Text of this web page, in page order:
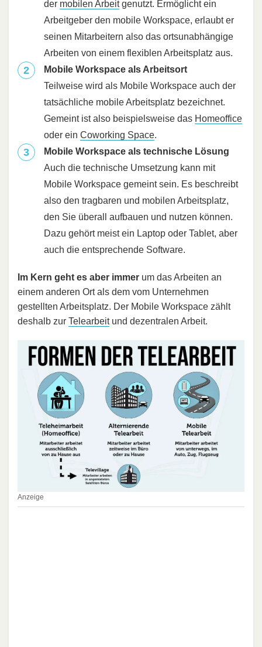
der mobilen Arbeitgenutzt. Ermöglicht ein
Arbeitgeber den mobile Workspace, erlaubt er
seinen Mitarbeitern also das ortsunabhängige
Arbeiten von einem flexiblen Arbeitsplatz aus.
Mobile Workspace als Arbeitsort
Teilweise wird als Mobile Workspace auch der
tatsächliche mobile Arbeitsplatz bezeichnet.
Gemeint ist also beispielsweise das Homeoffice
oder ein Coworking Space.
Mobile Workspace als technische Lösung
Auch die technische Umsetzung kann mit
Mobile Workspace gemeint sein. Es beschreibt
also den tragbaren und mobilen Arbeitsplatz,
den Sie überall aufbauen und nutzen können.
Dazu gehört meist ein Laptop oder Tablet, aber
auch die entsprechende Software.
Im Kern geht es aber immer um das Arbeiten an
einem anderen Ort als dem vom Unternehmen
gestellten Arbeitsplatz. Der Mobile Workspace zählt
deshalb zur Telearbeitund dezentralen Arbeit.
Anzeige